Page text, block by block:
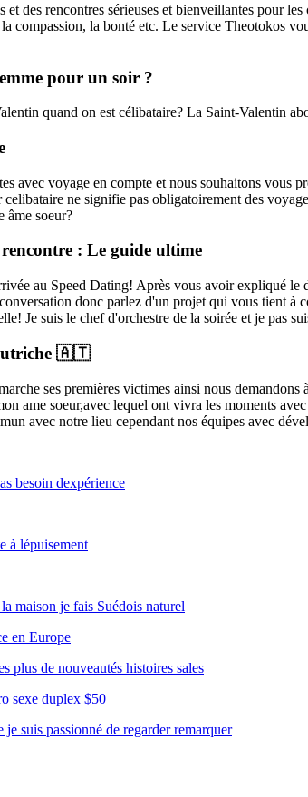
et des rencontres sérieuses et bienveillantes pour
compassion, la bonté etc. Le service Theotokos
pour un soir ?
quand on est célibataire? La Saint-Valentin
avec voyage en compte et nous souhaitons vous
ne signifie pas obligatoirement des
âme soeur?
rencontre : Le guide ultime
au Speed Dating! Après vous avoir expliqué
donc parlez d'un projet qui vous tient
Je suis le chef d'orchestre de la soirée et je pas
🇦🇹
ses premières victimes ainsi nous
ame soeur,avec lequel ont vivra les moments
avec notre lieu cependant nos équipes avec
besoin dexpérience
à lépuisement
maison je fais Suédois naturel
en Europe
plus de nouveautés histoires sales
sexe duplex $50
suis passionné de regarder remarquer